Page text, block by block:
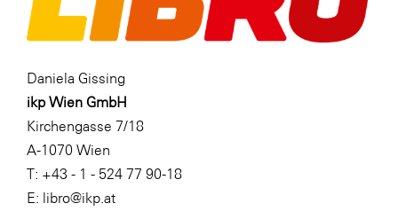
Daniela Gissing
ikp Wien GmbH
Kirchengasse 7/18
A-1070 Wien
T: +43 - 1 - 524 77 90-18
E: libro@ikp.at